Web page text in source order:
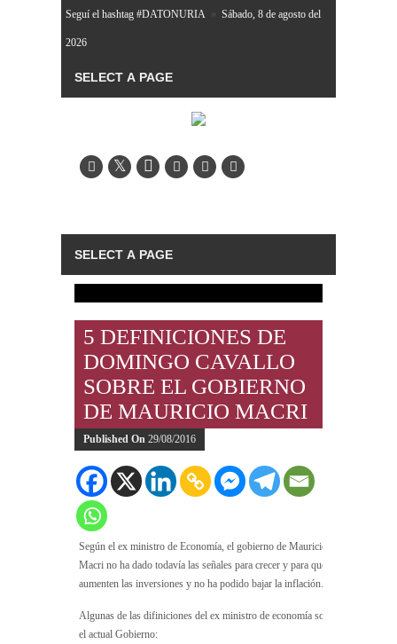
Seguí el hashtag #DATONURIA » Sábado, 8 de agosto del
2026
5 DEFINICIONES DE
DOMINGO CAVALLO
SOBRE EL GOBIERNO
DE MAURICIO MACRI
Published On 29/08/2016
Según el ex ministro de Economía, el gobierno de Mauricio
Macri no ha dado todavía las señales para crecer y para que
aumenten las inversiones y no ha podido bajar la inflación.
Algunas de las difiniciones del ex ministro de economía sobre
el actual Gobierno: